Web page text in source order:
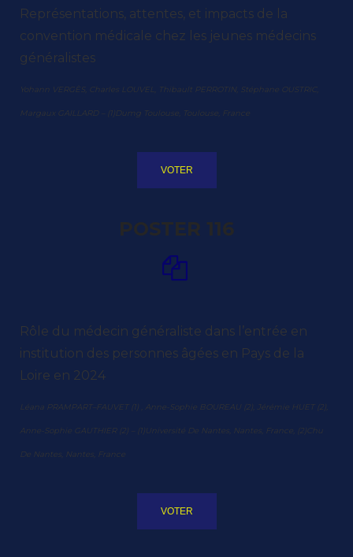
Représentations, attentes, et impacts de la
convention médicale chez les jeunes médecins
généralistes
Yohann VERGÈS, Charles LOUVEL, Thibault PERROTIN, Stéphane OUSTRIC,
Margaux GAILLARD – (1)Dumg Toulouse, Toulouse, France
VOTER
POSTER 116
Rôle du médecin généraliste dans l’entrée en
institution des personnes âgées en Pays de la
Loire en 2024
Léana PRAMPART–FAUVET (1) , Anne-Sophie BOUREAU (2), Jérémie HUET (2),
Anne-Sophie GAUTHIER (2) – (1)Université De Nantes, Nantes, France, (2)Chu
De Nantes, Nantes, France
VOTER